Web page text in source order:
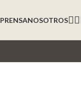
PRENSANOSOTROS